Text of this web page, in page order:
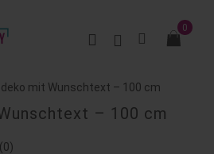
0
mit Wunschtext – 100 cm
– 100 cm